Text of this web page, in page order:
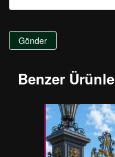
Gönder
Benzer